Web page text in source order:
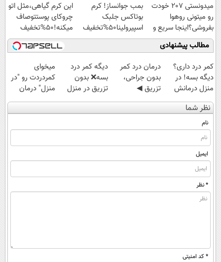
ویژه
میدونستی 207 خودت
رو میتونی روهوا
بفروشی؟اینجا سریع و
راحت بفروش
بمب جوانساز! کرم
بوتاکس جلبک
اسپیرولینا50%تخفیف
این کرم گیاهی،مثل اتو
چروکای پوستتوصاف
میکنه!50%تخفیف
مطالب پیشنهادی
کمر درد داری؟
دیگه بسه! در
منزل درمانش
کن
(◀پرسش‌نامه)
درمان درد کمر
بدون جراحی،
تزریق ◀
پرسش‌نامه رو پر
کن ▶
دیگه کمر درد
بسه❌ بدون
تزریق در منزل
درمانش کن✅
◀پرسش‌نامه پر
میخوای
کمردردت رو "در
منزل" درمان
کنی؟ (◂فیلم +
◂پرسش‌نامه)
نظر شما
نام
ایمیل
* نظر
* کد امنیتی